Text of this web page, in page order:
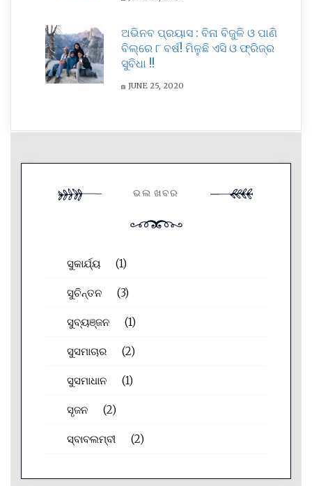
ଅଭିନବ ପ୍ରୟାସ : ବିନା ବିଜୁଳି ଓ ପାଣି
ବିଲ୍ରେ ୮ ବର୍ଷ! ମିଳୁଛି ଏସି ଓ ଫ୍ରିଜ୍ର
ସୁବିଧା !!
JUNE 25, 2020
ଭଲ ଖବର
ସୁକାର୍ଯ୍ୟ (1)
ସୁଚିନ୍ତନ (3)
ସୁବ୍ୟଞ୍ଜନ (1)
ସୁସମାଚାର (2)
ସୁସମାଧାନ (1)
ସୃଜନ (2)
ସ୍ବାବଲମ୍ବୀ (2)